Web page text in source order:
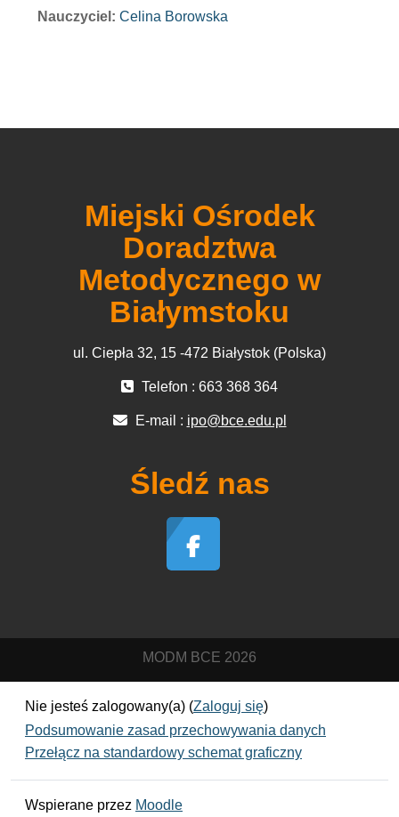
Nauczyciel: Celina Borowska
Miejski Ośrodek
Doradztwa
Metodycznego w
Białymstoku
ul. Ciepła 32, 15 -472 Białystok (Polska)
Telefon : 663 368 364
E-mail : ipo@bce.edu.pl
Śledź nas
MODM BCE 2026
Nie jesteś zalogowany(a) (Zaloguj się)
Podsumowanie zasad przechowywania danych
Przełącz na standardowy schemat graficzny
Wspierane przez Moodle